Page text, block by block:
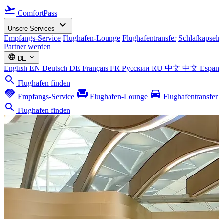
flight_takeoff ComfortPass
Unsere Services expand_more
Empfangs-Service Flughafen-Lounge Flughafentransfer
Partner werden
language DE expand_more
English EN Deutsch DE Français FR Русский RU 中文 中文
search Flughafen finden
handshake Empfangs-Service chair Flughafen-Lounge directions_car Flughafentransfer
search Flughafen finden